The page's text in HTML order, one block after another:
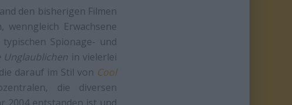
den bisherigen Filmen
Erwachsene
Spionage- und
Unglaublichen in vielerlei
darauf im Stil von Cool
die diversen